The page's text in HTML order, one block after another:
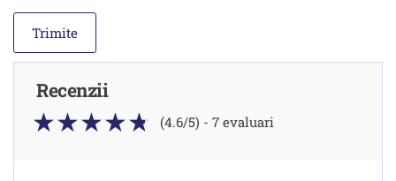
Recenzii
(4.6/5) - 7 evaluari